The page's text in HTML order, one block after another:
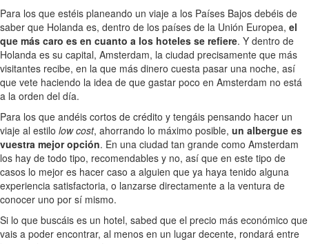
Para los que estéis planeando un viaje a los Países Bajos debéis de
saber que Holanda es, dentro de los países de la Unión Europea, el
que más caro es en cuanto a los hoteles se refiere. Y dentro de
Holanda es su capital, Amsterdam, la ciudad precisamente que más
visitantes recibe, en la que más dinero cuesta pasar una noche, así
que vete haciendo la idea de que gastar poco en Amsterdam no está
a la orden del día.
Para los que andéis cortos de crédito y tengáis pensando hacer un
viaje al estilo low cost, ahorrando lo máximo posible, un albergue es
vuestra mejor opción. En una ciudad tan grande como Amsterdam
los hay de todo tipo, recomendables y no, así que en este tipo de
casos lo mejor es hacer caso a alguien que ya haya tenido alguna
experiencia satisfactoria, o lanzarse directamente a la ventura de
conocer uno por sí mismo.
Si lo que buscáis es un hotel, sabed que el precio más económico que
vais a poder encontrar, al menos en un lugar decente, rondará entre